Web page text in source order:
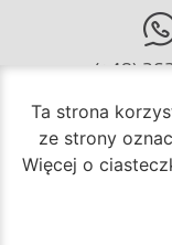
(+48)
Ta strona
ze strony
Więcej o